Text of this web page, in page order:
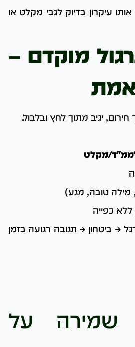
עיקרון בדיוק לגבי מקלט או
תרגול מוקדם –
אמת
יגיב מתוך לחץ ובלבול.
לממ"ד/מקלט
מילה טובה, מגע)
כפייה
→ ביטחון → תגובה רגועה בזמן
שמירה על